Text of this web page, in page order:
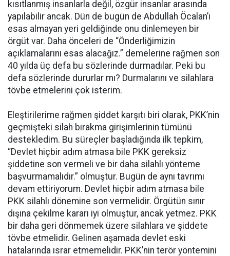
kısıtlanmış insanlarla değil, özgür insanlar arasında
yapılabilir ancak. Dün de bugün de Abdullah Öcalan’ı
esas almayan yeri geldiğinde onu dinlemeyen bir
örgüt var. Daha önceleri de “Önderliğimizin
açıklamalarını esas alacağız.” demelerine rağmen son
40 yılda üç defa bu sözlerinde durmadılar. Peki bu
defa sözlerinde dururlar mı? Durmalarını ve silahlara
tövbe etmelerini çok isterim.
Eleştirilerime rağmen şiddet karşıtı biri olarak, PKK’nin
geçmişteki silah bırakma girişimlerinin tümünü
destekledim. Bu süreçler başladığında ilk tepkim,
“Devlet hiçbir adım atmasa bile PKK gereksiz
şiddetine son vermeli ve bir daha silahlı yönteme
başvurmamalıdır.” olmuştur. Bugün de aynı tavrımı
devam ettiriyorum. Devlet hiçbir adım atmasa bile
PKK silahlı dönemine son vermelidir. Örgütün sınır
dışına çekilme kararı iyi olmuştur, ancak yetmez. PKK
bir daha geri dönmemek üzere silahlara ve şiddete
tövbe etmelidir. Gelinen aşamada devlet eski
hatalarında ısrar etmemelidir. PKK’nin terör yöntemini